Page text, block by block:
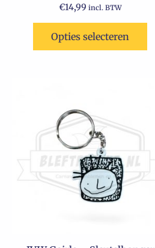
€14,99 incl. BTW
Opties selecteren